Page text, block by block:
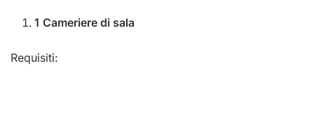
1 Cameriere di sala
Requisiti: